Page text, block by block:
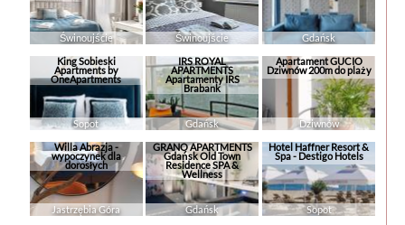
Świnoujście Świnoujście
Gdańsk
King Sobieski
Apartments by
OneApartments
Sopot
IRS ROYAL
APARTMENTS
Apartamenty IRS
Brabank
Gdańsk
Apartament GUCIO
Dziwnów 200m do plaży
Dziwnów
Willa Abrazja -
wypoczynek dla
dorosłych
Jastrzębia Góra
GRANO APARTMENTS
Gdańsk Old Town
Residence SPA &
Wellness
Gdańsk
Hotel Haffner Resort &
Spa - Destigo Hotels
Sopot